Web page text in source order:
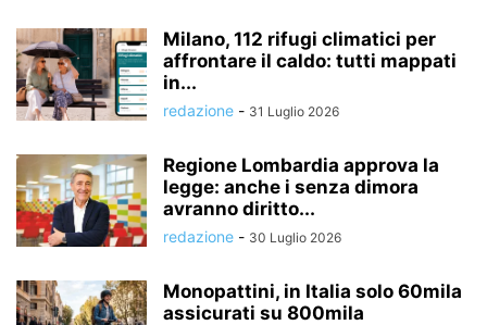
Milano, 112 rifugi climatici per
affrontare il caldo: tutti mappati
in...
redazione - 31 Luglio 2026
Regione Lombardia approva la
legge: anche i senza dimora
avranno diritto...
redazione - 30 Luglio 2026
Monopattini, in Italia solo 60mila
assicurati su 800mila